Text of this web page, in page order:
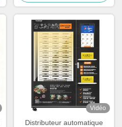
four à micro-ondes,
chauffage à la vapeur
pendant 35 secondes, servir
Vidéo
Distributeur automatique